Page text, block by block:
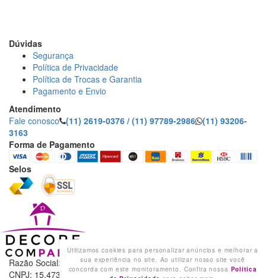
Dúvidas
Segurança
Política de Privacidade
Política de Trocas e Garantia
Pagamento e Envio
Atendimento
Fale conosco (11) 2619-0376 / (11) 97789-2986 (11) 93206-
3163
Forma de Pagamento
Selos
Razão Social: DECORE COM PAPEL LTDA
CNPJ: 15.473.249/0001-91
Utilizamos cookies para personalizar anúncios e melhorar a
sua experiência no site. Ao utilizar nosso site você
concorda com este monitoramento. Confira nossa Política